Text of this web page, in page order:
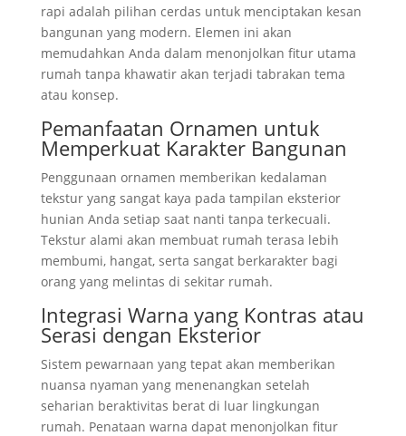
rapi adalah pilihan cerdas untuk menciptakan kesan
bangunan yang modern. Elemen ini akan
memudahkan Anda dalam menonjolkan fitur utama
rumah tanpa khawatir akan terjadi tabrakan tema
atau konsep.
Pemanfaatan Ornamen untuk
Memperkuat Karakter Bangunan
Penggunaan ornamen memberikan kedalaman
tekstur yang sangat kaya pada tampilan eksterior
hunian Anda setiap saat nanti tanpa terkecuali.
Tekstur alami akan membuat rumah terasa lebih
membumi, hangat, serta sangat berkarakter bagi
orang yang melintas di sekitar rumah.
Integrasi Warna yang Kontras atau
Serasi dengan Eksterior
Sistem pewarnaan yang tepat akan memberikan
nuansa nyaman yang menenangkan setelah
seharian beraktivitas berat di luar lingkungan
rumah. Penataan warna dapat menonjolkan fitur